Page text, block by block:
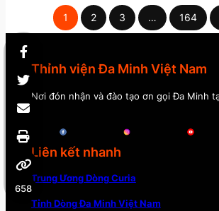
1 2 3 … 164
Thỉnh viện Đa Minh Việt Nam
Nơi đón nhận và đào tạo ơn gọi Đa Minh
Liên kết nhanh
Trung Ương Dòng Curia
Tỉnh Dòng Đa Minh Việt Nam
658